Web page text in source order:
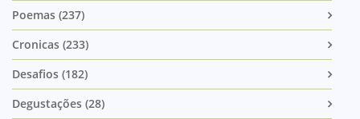
Poemas (237)
Cronicas (233)
Desafios (182)
Degustações (28)